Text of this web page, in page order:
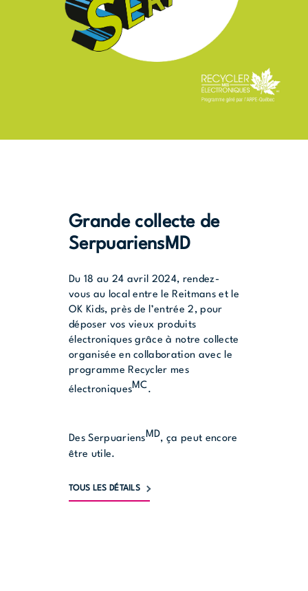
Grande collecte de
SerpuariensMD
Du 18 au 24 avril 2024, rendez-
vous au local entre le Reitmans et le
OK Kids, près de l’entrée 2, pour
déposer vos vieux produits
électroniques grâce à notre collecte
organisée en collaboration avec le
programme Recycler mes
électroniquesMC.
Des SerpuariensMD, ça peut encore
être utile.
TOUS LES DÉTAILS